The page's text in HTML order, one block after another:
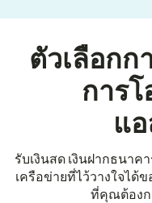
ตัวเลือกก
การโ
แอ
รับเงินสด เงินฝากธนาค
เครือข่ายที่ไว้วางใจได้ข
ที่คุณต้องก